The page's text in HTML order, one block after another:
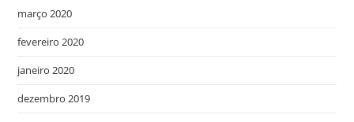
março 2020
fevereiro 2020
janeiro 2020
dezembro 2019